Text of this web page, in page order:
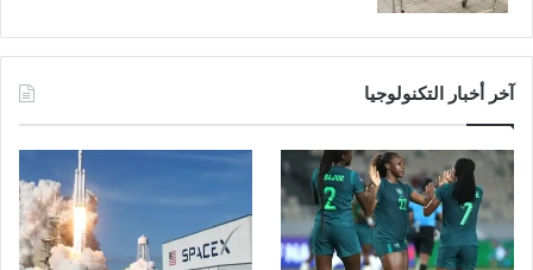
آخر أخبار التكنولوجيا